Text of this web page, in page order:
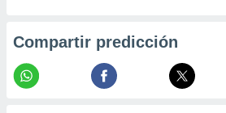
Compartir predicción